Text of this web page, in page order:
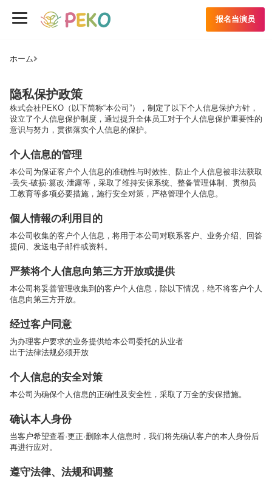
报名当演员
ホーム
隐私保护政策
株式会社PEKO（以下简称“本公司”），制定了以下个人信息保护方针，
设立了个人信息保护制度，通过提升全体员工对于个人信息保护重要性的
意识与努力，贯彻落实个人信息的保护。
个人信息的管理
本公司为保证客户个人信息的准确性与时效性、防止个人信息被非法获取
·丢失·破损·篡改·泄露等，采取了维持安保系统、整备管理体制、贯彻员
工教育等多项必要措施，施行安全对策，严格管理个人信息。
個人情報の利用目的
本公司收集的客户个人信息，将用于本公司对联系客户、业务介绍、回答
提问、发送电子邮件或资料。
严禁将个人信息向第三方开放或提供
本公司将妥善管理收集到的客户个人信息，除以下情况，绝不将客户个人
信息向第三方开放。
经过客户同意
为办理客户要求的业务提供给本公司委托的从业者
出于法律法规必须开放
个人信息的安全对策
本公司为确保个人信息的正确性及安全性，采取了万全的安保措施。
确认本人身份
当客户希望查看·更正·删除本人信息时，我们将先确认客户的本人身份后
再进行应对。
遵守法律、法规和调整